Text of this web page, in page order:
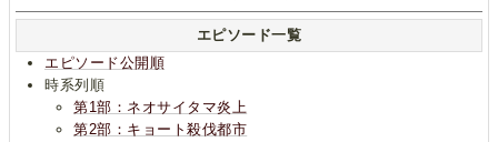
エピソード一覧
エピソード公開順
時系列順
第1部：ネオサイタマ炎上
第2部：キョート殺伐都市